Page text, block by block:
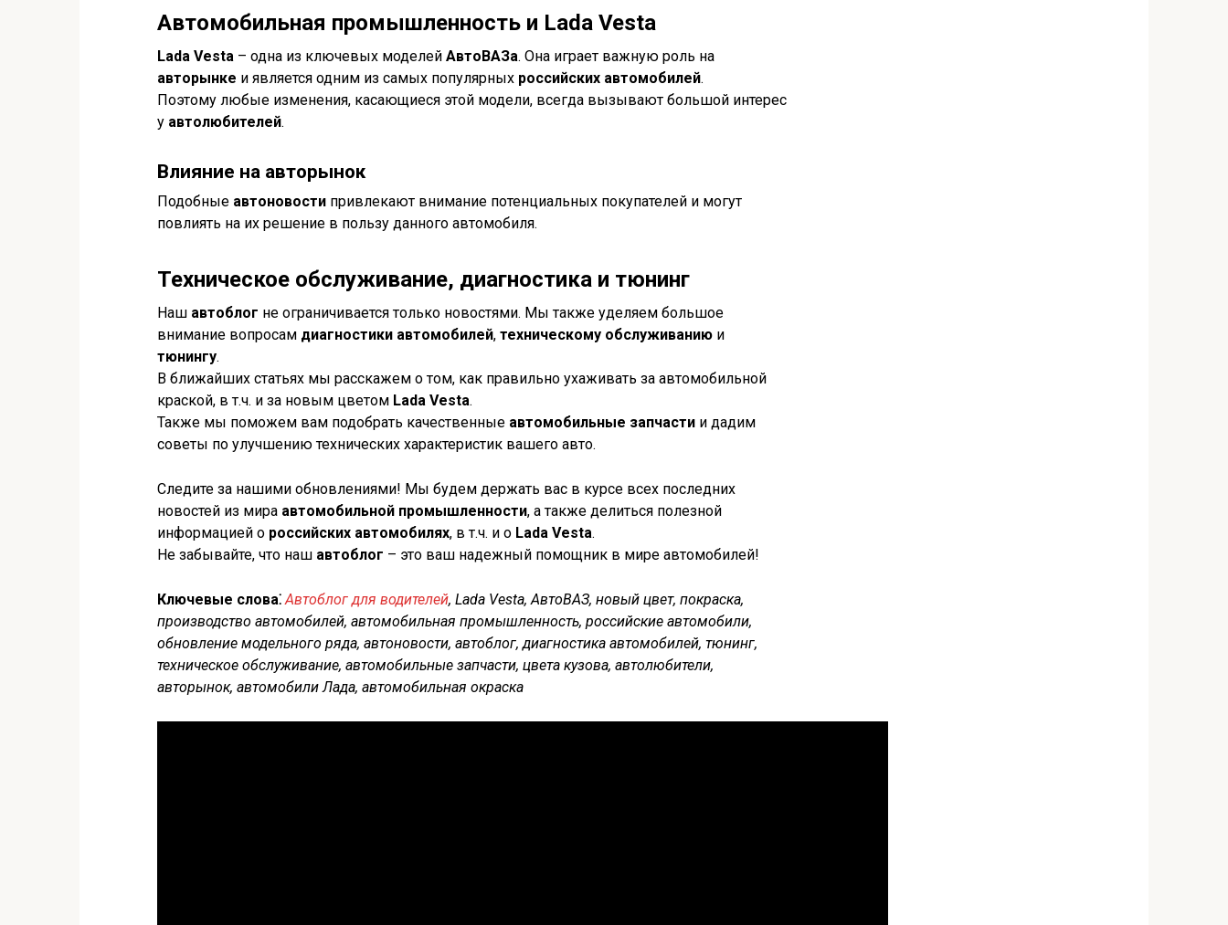
Автомобильная промышленность и Lada Vesta
Lada Vesta – одна из ключевых моделей АвтоВАЗа. Она играет важную роль на
авторынке и является одним из самых популярных российских автомобилей.
Поэтому любые изменения, касающиеся этой модели, всегда вызывают большой интерес
у автолюбителей.
Влияние на авторынок
Подобные автоновости привлекают внимание потенциальных покупателей и могут
повлиять на их решение в пользу данного автомобиля.
Техническое обслуживание, диагностика и тюнинг
Наш автоблог не ограничивается только новостями. Мы также уделяем большое
внимание вопросам диагностики автомобилей, техническому обслуживанию и
тюнингу.
В ближайших статьях мы расскажем о том, как правильно ухаживать за автомобильной
краской, в т.ч. и за новым цветом Lada Vesta.
Также мы поможем вам подобрать качественные автомобильные запчасти и дадим
советы по улучшению технических характеристик вашего авто.
Следите за нашими обновлениями! Мы будем держать вас в курсе всех последних
новостей из мира автомобильной промышленности, а также делиться полезной
информацией о российских автомобилях, в т.ч. и о Lada Vesta.
Не забывайте, что наш автоблог – это ваш надежный помощник в мире автомобилей!
Ключевые слова⁚ Автоблог для водителей, Lada Vesta, АвтоВАЗ, новый цвет, покраска,
производство автомобилей, автомобильная промышленность, российские автомобили,
обновление модельного ряда, автоновости, автоблог, диагностика автомобилей, тюнинг,
техническое обслуживание, автомобильные запчасти, цвета кузова, автолюбители,
авторынок, автомобили Лада, автомобильная окраска